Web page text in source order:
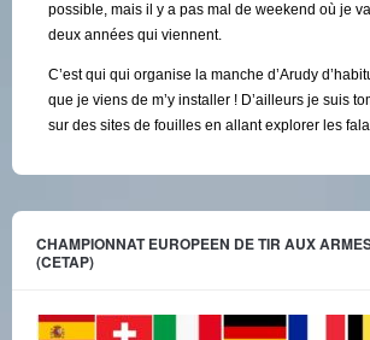
possible, mais il y a pas mal de weekend où je
deux années qui viennent.
C’est qui qui organise la manche d’Arudy
que je viens de m’y installer ! D’ailleurs je suis
sur des sites de fouilles en allant explorer les
CHAMPIONNAT EUROPEEN DE TIR AUX
(CETAP)